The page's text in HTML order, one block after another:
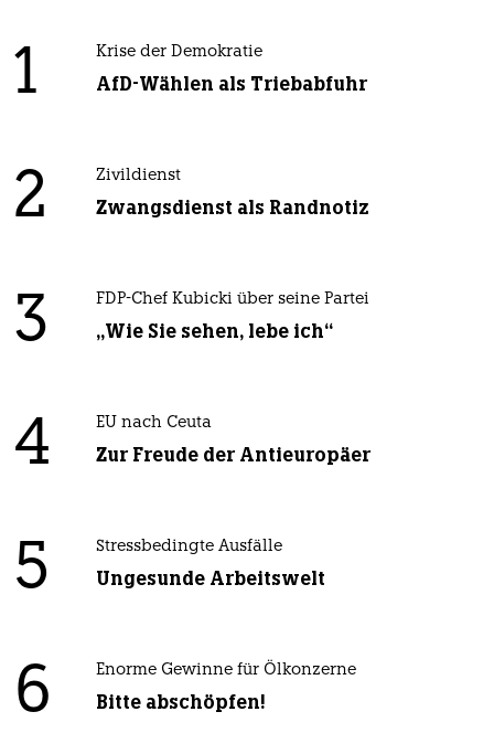
1 Krise der Demokratie
AfD-Wählen als Triebabfuhr
2 Zivildienst
Zwangsdienst als Randnotiz
3 FDP-Chef Kubicki über seine Partei
„Wie Sie sehen, lebe ich“
4 EU nach Ceuta
Zur Freude der Antieuropäer
5 Stressbedingte Ausfälle
Ungesunde Arbeitswelt
6 Enorme Gewinne für Ölkonzerne
Bitte abschöpfen!